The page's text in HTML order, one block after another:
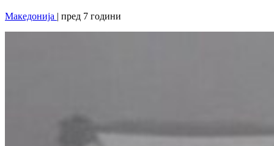
Македонија | пред 7 години